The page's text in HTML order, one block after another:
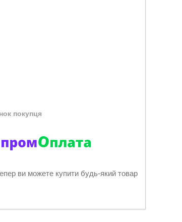
покупця
ви можете купити будь-який товар